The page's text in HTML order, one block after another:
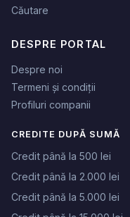
Căutare
DESPRE PORTAL
Despre noi
Termeni și condiții
Profiluri companii
CREDITE DUPĂ SUMĂ
Credit până la 500 lei
Credit până la 2.000 lei
Credit până la 5.000 lei